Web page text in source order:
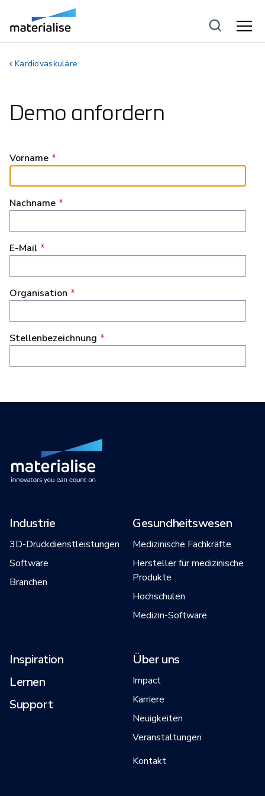
Kardiovaskuläre
Demo anfordern
Industrie
3D-Druckdienstleistungen
Software
Branchen
Gesundheitswesen
Medizinische Fachkräfte
Hersteller für medizinische
Produkte
Hochschulen
Medizin-Software
Inspiration
Lernen
Support
Über uns
Impact
Karriere
Neuigkeiten
Veranstaltungen
Kontakt